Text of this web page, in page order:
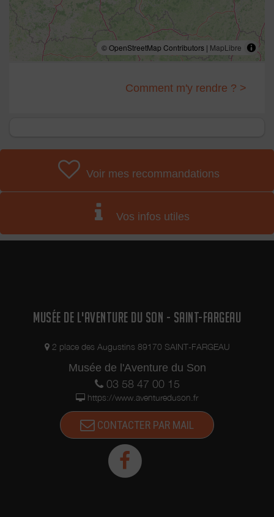
à Lanobre. Cette acquisition sera déposé à Saint-
Fargeau favorisant ainsi l'émergence d'une collection
publique exceptionnelle en France et en Europe pour le
plus grand intérêt des visiteurs.
L'Aventure du Son
savants de l'Antiquité. Les grecs en s'appuyant sur les
vibrations des cordes des instruments de musiques
avaient saisi l'essentiel : le son est un phénomène
ondulatoire. Provoqué par le mouvement vibratoire initial
d'un corps (corde, membrane), il se propage de proche
en proche dans l'espace environnant par la mise en
mouvement de tranches d'air successives de la même
dispositif qui enregistre les vibrations d'un diapason à la
surface d'un cylindre rotatif enduit de noir de fumée. Ce
principe devait permettre l'inscription et l'analyse des
Mais c'est le français Léon SCOTT de MARTINVILLE qui
commence en 1854 des recherches sur la fixation des
sons. Le 26 janvier 1857, il dépose un brevet à
l'Académie des sciences décrivant le phonautographe.
Ce brevet définit « un procédé permettant d'écrire et de
dessiner au moyen du son et de multiplier
graphiquement les résultats obtenus en vue des
© OpenStreetMap Contributors | MapLibre
Comment m'y rendre ? >
Voir mes recommandations
Vos infos utiles
MUSÉE DE L'AVENTURE DU SON - SAINT-FARGEAU
2 place des Augustins 89170 SAINT-FARGEAU
Musée de l'Aventure du Son
03 58 47 00 15
https://www.aventureduson.fr
CONTACTER PAR MAIL